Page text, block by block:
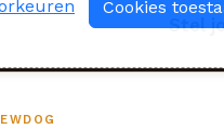
Stel
Cookies